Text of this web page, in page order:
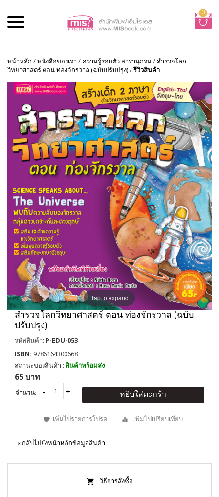
0
หน้าหลัก /หนังสือของเรา / ความรู้รอบตัว สารานุกรม /สำรวจโลก
วิทยาศาสตร์ ตอน ท่องจักรวาล (ฉบับปรับปรุง)/รีวิวสินค้า
Tap to expand
สำรวจโลกวิทยาศาสตร์ ตอน ท่องจักรวาล (ฉบับ
ปรับปรุง)
รหัสสินค้า: P-EDU-053
ISBN: 9786164300668
สถานะของสินค้า : สินค้าพร้อมส่ง
65 บาท
จำนวน: หยิบใส่ตะกร้า
เพิ่มไปรายการโปรด เพิ่มไปเปรียบเทียบ
« กลับไปยังหน้าหลักข้อมูลสินค้า
วิธีการสั่งซื้อ